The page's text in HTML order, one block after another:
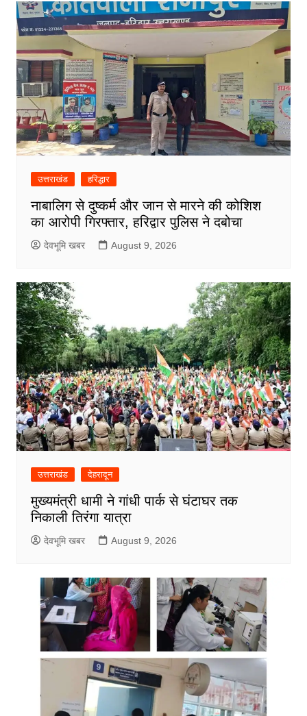
उत्तराखंड हरिद्धार
नाबालिग से दुष्कर्म और जान से मारने की कोशिश
का आरोपी गिरफ्तार, हरिद्वार पुलिस ने दबोचा
देवभूमि खबर August 9, 2026
उत्तराखंड देहरादून
मुख्यमंत्री धामी ने गांधी पार्क से घंटाघर तक
निकाली तिरंगा यात्रा
देवभूमि खबर August 9, 2026